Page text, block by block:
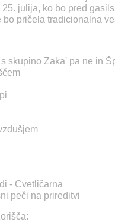
julija, ko bo pred
bo pričela tradicionalna
skupino Zaka' pa ne in
- Cvetličarna
peči na prireditvi